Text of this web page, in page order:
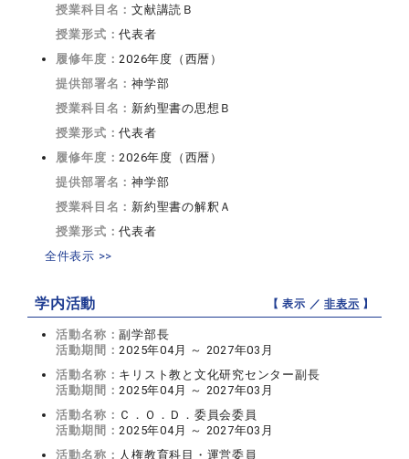
授業科目名：文献講読Ｂ
授業形式：代表者
履修年度： 2026年度（西暦）
提供部署名：神学部
授業科目名： 新約聖書の思想Ｂ
授業形式：代表者
履修年度： 2026年度（西暦）
提供部署名：神学部
授業科目名： 新約聖書の解釈Ａ
授業形式：代表者
全件表示 >>
学内活動 【 表示 ／非表示 】
活動名称：副学部長
活動期間： 2025年04月 ～ 2027年03月
活動名称： キリスト教と文化研究センター副長
活動期間： 2025年04月 ～ 2027年03月
活動名称： Ｃ．Ｏ．Ｄ．委員会委員
活動期間： 2025年04月 ～ 2027年03月
活動名称： 人権教育科目・運営委員